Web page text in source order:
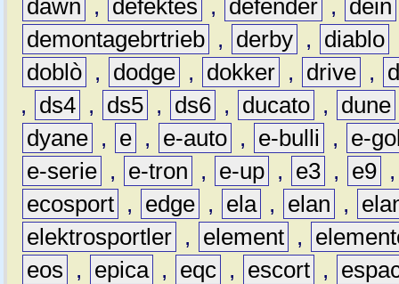
dawn , defektes , defender , dein
demontagebrtrieb , derby , diablo
doblò , dodge , dokker , drive ,
,
ds4 , ds5 , ds6 , ducato , dune
dyane , e , e-auto , e-bulli ,
e-
e-serie , e-tron , e-up , e3 , e9
ecosport , edge , ela , elan ,
elektrosportler , element ,
eos
, epica , eqc , escort ,